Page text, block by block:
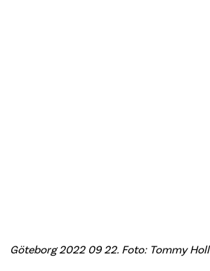
Göteborg 2022 09 22. Foto: Tommy Holl